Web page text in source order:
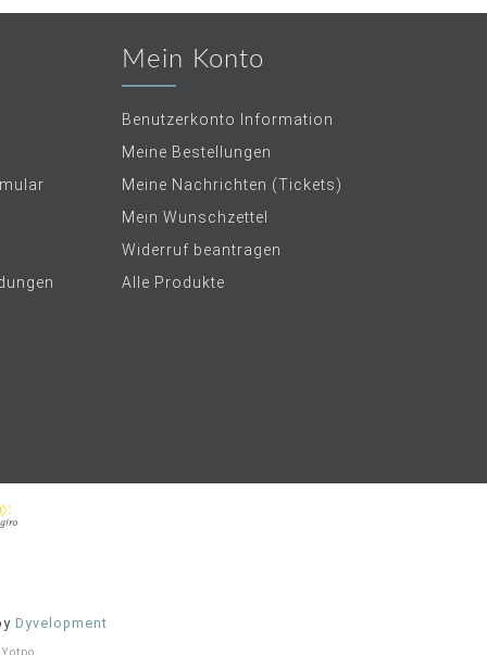
Mein Konto
Benutzerkonto Information
Meine Bestellungen
Meine Nachrichten (Tickets)
Mein Wunschzettel
Widerruf beantragen
Alle Produkte
Dyvelopment
Yotpo